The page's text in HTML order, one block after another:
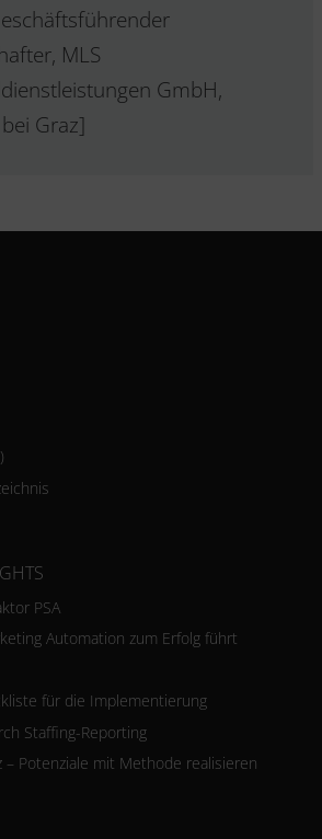
MLS
GmbH,
Graz]
PSA
Automation zum Erfolg führt
für die Implementierung
Staffing-Reporting
– Potenziale mit Methode realisieren